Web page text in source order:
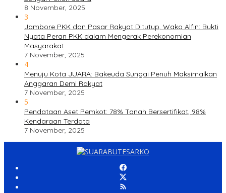
8 November, 2025
3
Jambore PKK dan Pasar Rakyat Ditutup, Wako Alfin: Bukti
Nyata Peran PKK dalam Mengerak Perekonomian
Masyarakat
7 November, 2025
4
Menuju Kota JUARA: Bakeuda Sungai Penuh Maksimalkan
Anggaran Demi Rakyat
7 November, 2025
5
Pendataan Aset Pemkot: 78% Tanah Bersertifikat, 98%
Kendaraan Terdata
7 November, 2025